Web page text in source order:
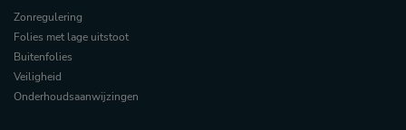
Zonregulering
Folies met lage uitstoot
Buitenfolies
Veiligheid
Onderhoudsaanwijzingen